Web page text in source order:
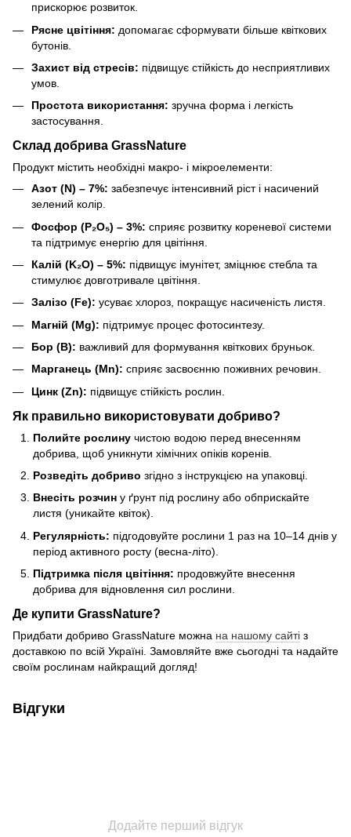
прискорює розвиток.
Рясне цвітіння: допомагає сформувати більше квіткових
бутонів.
Захист від стресів: підвищує стійкість до несприятливих
умов.
Простота використання: зручна форма і легкість
застосування.
Склад добрива GrassNature
Продукт містить необхідні макро- і мікроелементи:
Азот (N) – 7%: забезпечує інтенсивний ріст і насичений
зелений колір.
Фосфор (P₂O₅) – 3%: сприяє розвитку кореневої системи
та підтримує енергію для цвітіння.
Калій (K₂O) – 5%: підвищує імунітет, зміцнює стебла та
стимулює довготривале цвітіння.
Залізо (Fe): усуває хлороз, покращує насиченість листя.
Магній (Mg): підтримує процес фотосинтезу.
Бор (B): важливий для формування квіткових бруньок.
Марганець (Mn): сприяє засвоєнню поживних речовин.
Цинк (Zn): підвищує стійкість рослин.
Як правильно використовувати добриво?
Полийте рослину чистою водою перед внесенням
добрива, щоб уникнути хімічних опіків коренів.
Розведіть добриво згідно з інструкцією на упаковці.
Внесіть розчин у ґрунт під рослину або обприскайте
листя (уникайте квіток).
Регулярність: підгодовуйте рослини 1 раз на 10–14 днів у
період активного росту (весна-літо).
Підтримка після цвітіння: продовжуйте внесення
добрива для відновлення сил рослини.
Де купити GrassNature?
Придбати добриво GrassNature можна на нашому сайті з
доставкою по всій Україні. Замовляйте вже сьогодні та надайте
своїм рослинам найкращий догляд!
Відгуки
Додайте перший відгук